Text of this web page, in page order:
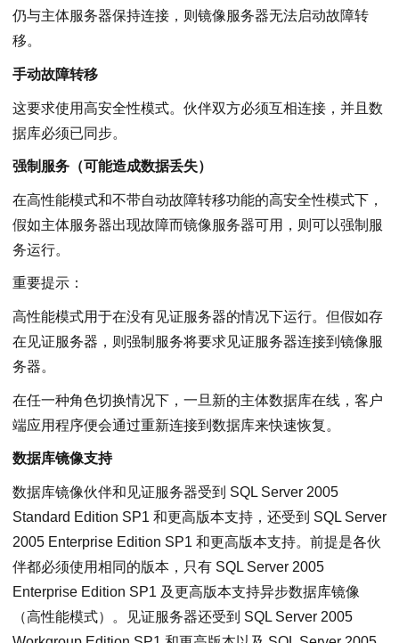
仍与主体服务器保持连接，则镜像服务器无法启动故障转
移。
手动故障转移
这要求使用高安全性模式。伙伴双方必须互相连接，并且数
据库必须已同步。
强制服务（可能造成数据丢失）
在高性能模式和不带自动故障转移功能的高安全性模式下，
假如主体服务器出现故障而镜像服务器可用，则可以强制服
务运行。
重要提示：
高性能模式用于在没有见证服务器的情况下运行。但假如存
在见证服务器，则强制服务将要求见证服务器连接到镜像服
务器。
在任一种角色切换情况下，一旦新的主体数据库在线，客户
端应用程序便会通过重新连接到数据库来快速恢复。
数据库镜像支持
数据库镜像伙伴和见证服务器受到 SQL Server 2005
Standard Edition SP1 和更高版本支持，还受到 SQL Server
2005 Enterprise Edition SP1 和更高版本支持。前提是各伙
伴都必须使用相同的版本，只有 SQL Server 2005
Enterprise Edition SP1 及更高版本支持异步数据库镜像
（高性能模式）。见证服务器还受到 SQL Server 2005